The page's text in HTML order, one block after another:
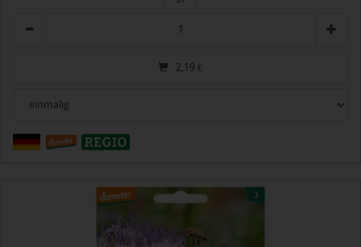
2,19 €